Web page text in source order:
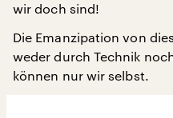
wir doch sind!
Die Emanzipation von
weder durch Technik
können nur wir selbst.